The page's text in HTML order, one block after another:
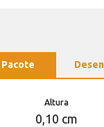
Altura
0,10 cm